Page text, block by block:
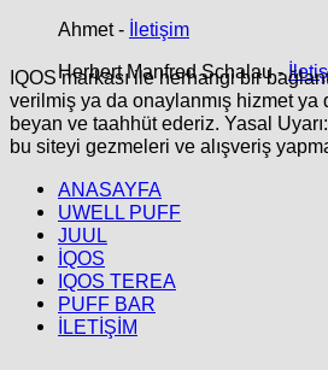
Ahmet- İletişim
Herbert Manfred Schalau-
IQOS markası ile herhangi bir
verilmiş ya da onaylanmış hizmet ya
beyan ve taahhüt ederiz. Yasal
bu siteyi gezmeleri ve alışveriş
ANASAYFA
UWELL PUFF
JUUL
İQOS
IQOS TEREA
PUFF BAR
İLETİŞİM